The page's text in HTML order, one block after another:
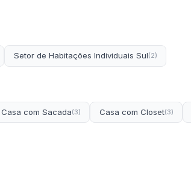
Setor de Habitações Individuais Sul(2)
Casa com Sacada(3) Casa com Closet(3)